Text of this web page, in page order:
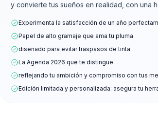
y convierte tus sueños en realidad, con una
Experimenta la satisfacción de un año
Papel de alto gramaje que ama tu pluma
diseñado para evitar traspasos de tinta.
La Agenda 2026 que te distingue
reflejando tu ambición y compromiso con tus
Edición limitada y personalizada: asegura tu